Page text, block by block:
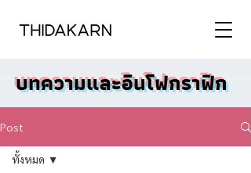
บทความและอินโฟกราฟิก
Post
ทั้งหมด